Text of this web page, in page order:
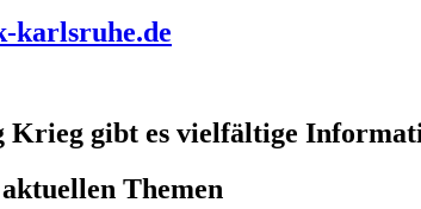
karlsruhe.de
gibt es vielfältige
Themen